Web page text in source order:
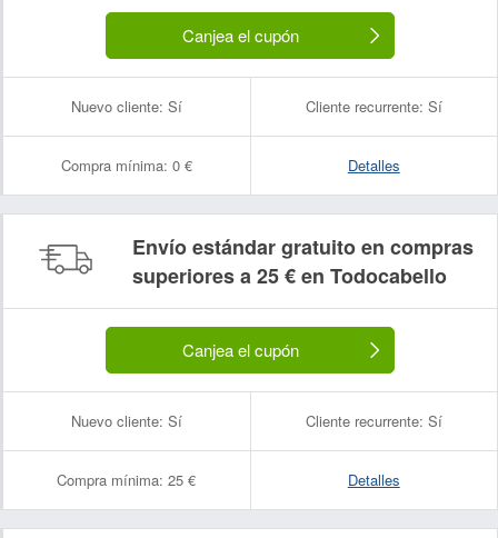
Canjea el cupón
Nuevo cliente: Sí Cliente recurrente: Sí
Compra mínima: 0 € Detalles
Envío estándar gratuito en compras
superiores a 25 € en Todocabello
Canjea el cupón
Nuevo cliente: Sí Cliente recurrente: Sí
Compra mínima: 25 € Detalles